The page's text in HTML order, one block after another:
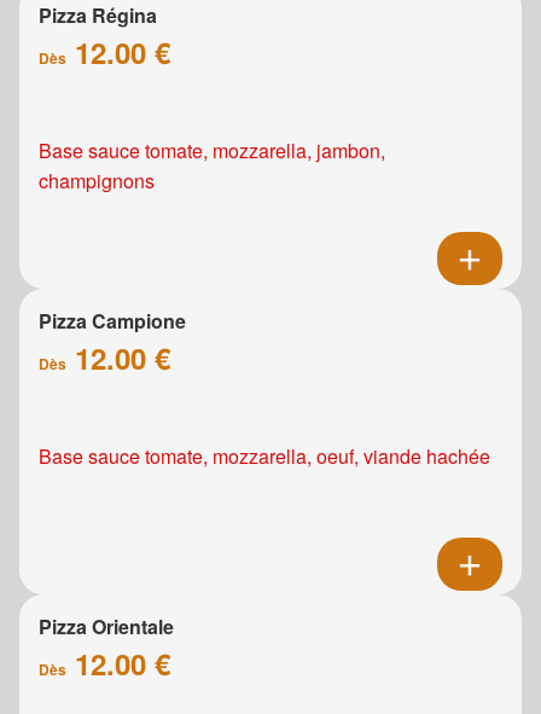
Pizza Régina
Dès 12.00 €
Base sauce tomate, mozzarella, jambon,
champignons
Pizza Campione
Dès 12.00 €
Base sauce tomate, mozzarella, oeuf, viande hachée
Pizza Orientale
Dès 12.00 €